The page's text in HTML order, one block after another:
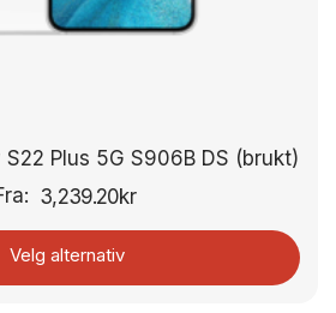
Plus 5G S906B DS (brukt)
3,239.20kr
Velg alternativ